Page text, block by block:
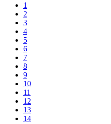
1
2
3
4
5
6
7
8
9
10
11
12
13
14